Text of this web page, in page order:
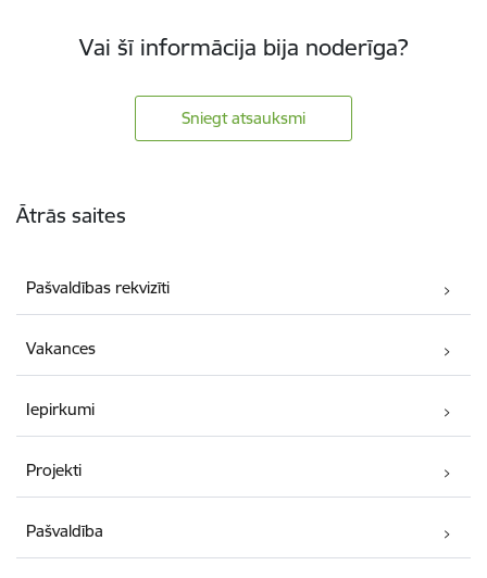
Vai šī informācija bija noderīga?
Sniegt atsauksmi
Ātrās saites
Pašvaldības rekvizīti
Vakances
Iepirkumi
Projekti
Pašvaldība